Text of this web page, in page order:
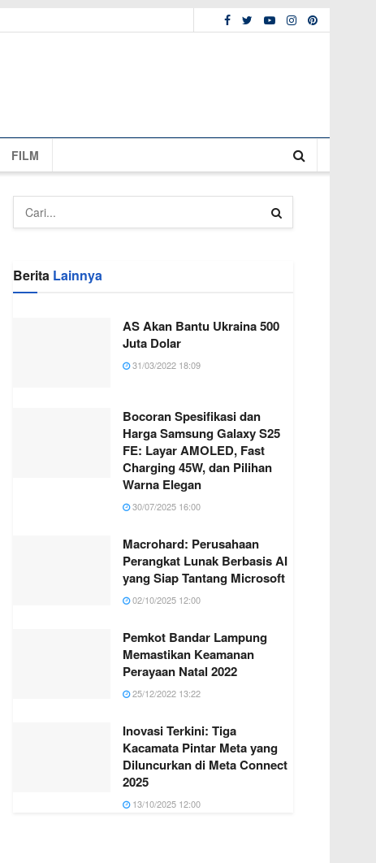
FILM
Berita Lainnya
AS Akan Bantu Ukraina 500
Juta Dolar
31/03/2022 18:09
Bocoran Spesifikasi dan
Harga Samsung Galaxy S25
FE: Layar AMOLED, Fast
Charging 45W, dan Pilihan
Warna Elegan
30/07/2025 16:00
Macrohard: Perusahaan
Perangkat Lunak Berbasis AI
yang Siap Tantang Microsoft
02/10/2025 12:00
Pemkot Bandar Lampung
Memastikan Keamanan
Perayaan Natal 2022
25/12/2022 13:22
Inovasi Terkini: Tiga
Kacamata Pintar Meta yang
Diluncurkan di Meta Connect
2025
13/10/2025 12:00